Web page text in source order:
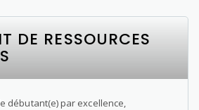
DE RESSOURCES
débutant(e) par excellence,